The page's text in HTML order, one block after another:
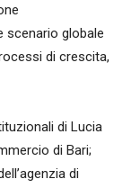
scenario globale
di crescita,
di Lucia
di Bari;
di